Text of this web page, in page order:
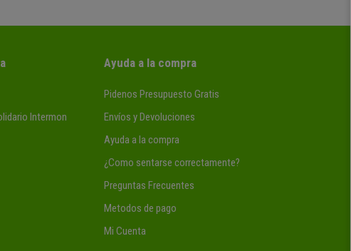
Intermon
Ayuda a la compra
Pidenos Presupuesto Gratis
Envíos y Devoluciones
Ayuda a la compra
¿Como sentarse correctamente?
Preguntas Frecuentes
Metodos de pago
Mi Cuenta